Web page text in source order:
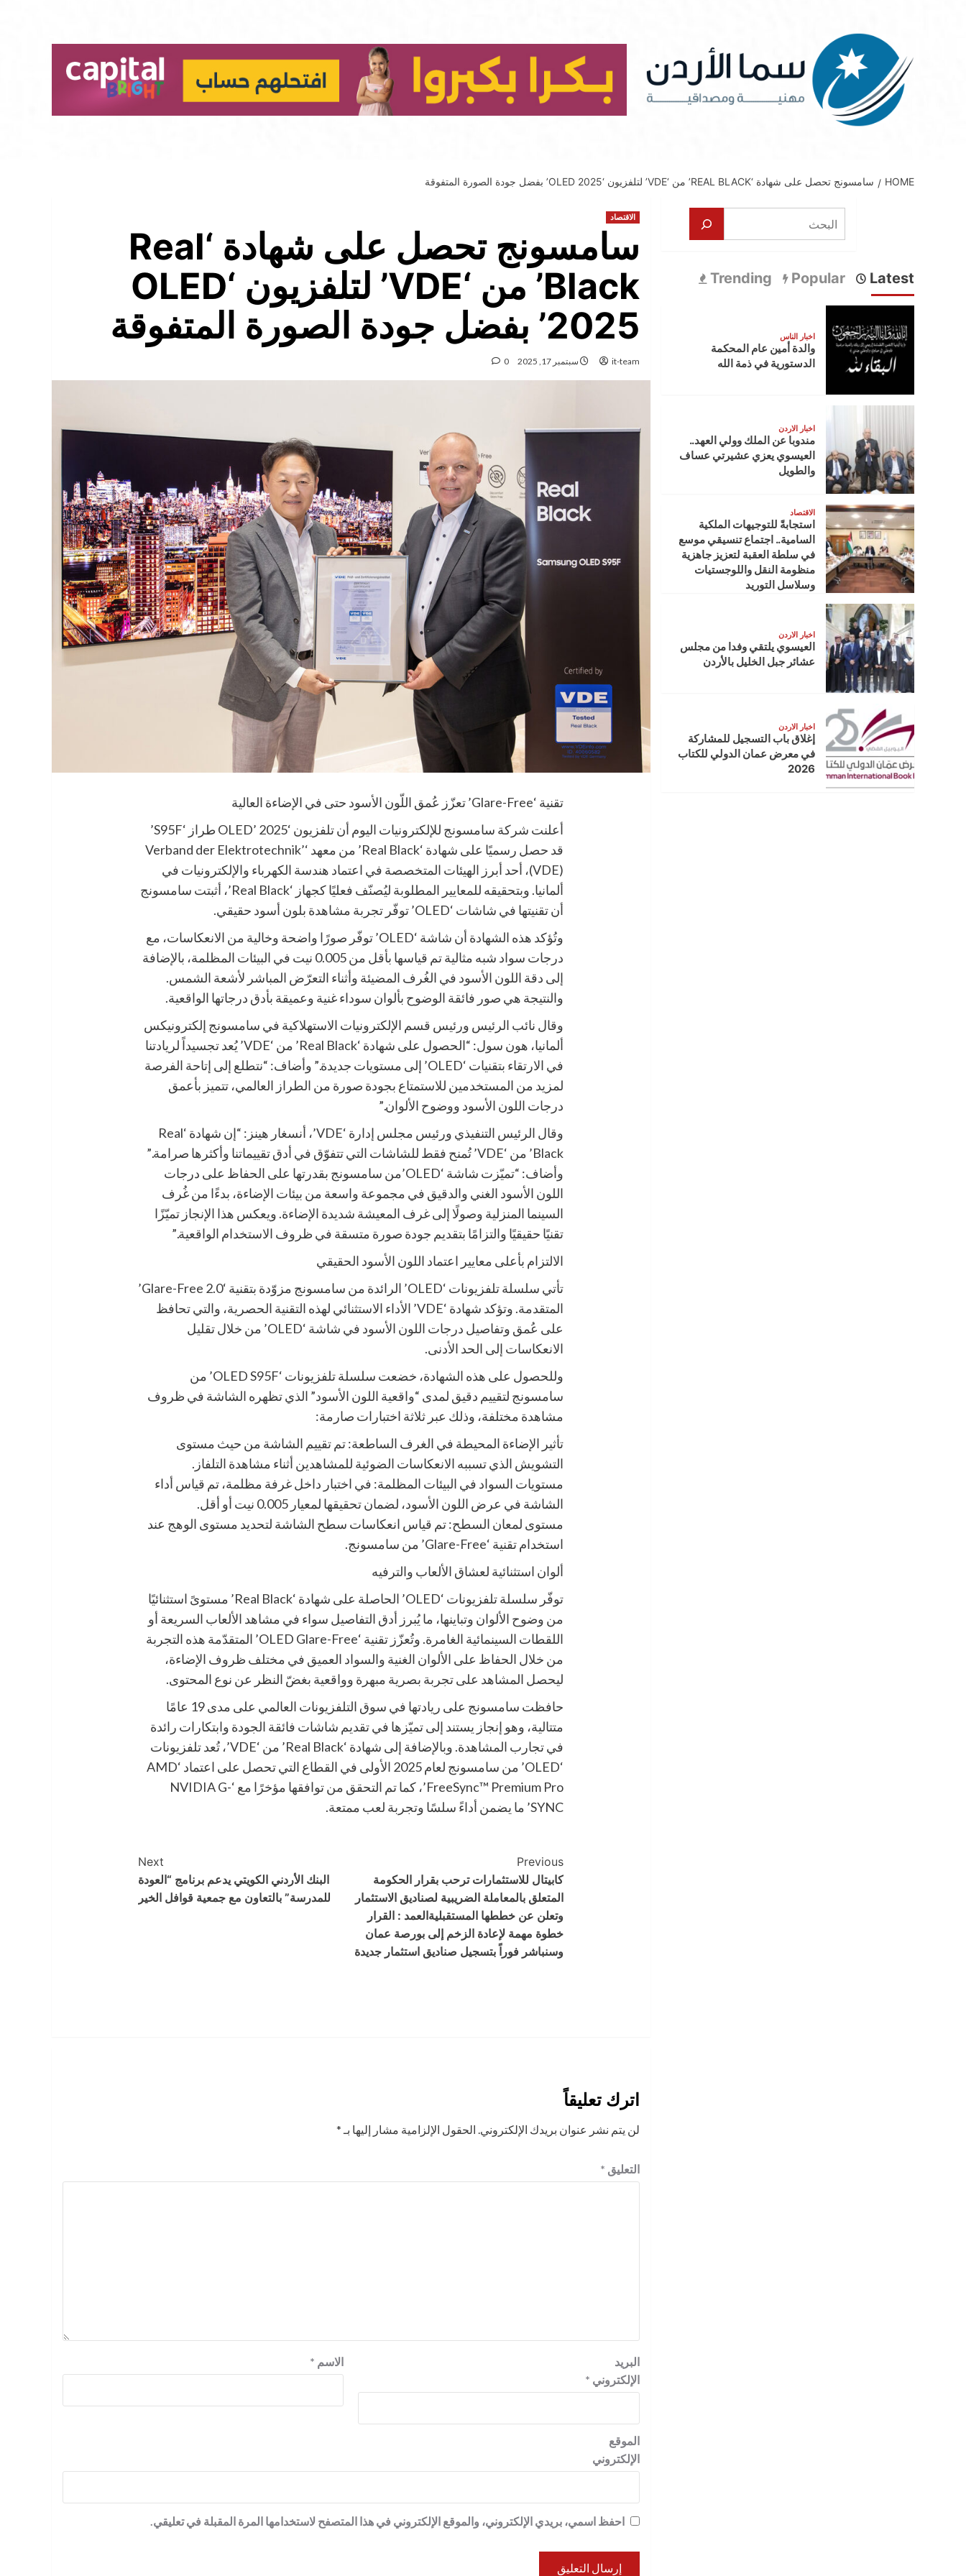
HOME سامسونج تحصل على شهادة ‘REAL BLACK’ من ‘VDE’ لتلفزيون ‘OLED 2025’ بفضل جودة الصورة المتفوقة
الاقتصاد
سامسونج تحصل على شهادة ‘Real
Black’ من ‘VDE’ لتلفزيون ‘OLED
2025’ بفضل جودة الصورة المتفوقة
it-team سبتمبر 17, 2025 0
تقنية ‘Glare-Free’ تعزّز عُمق اللّون الأسود حتى في الإضاءة العالية
أعلنت شركة سامسونج للإلكترونيات اليوم أن تلفزيون ‘OLED’ 2025 طراز ‘S95F’
قد حصل رسميًا على شهادة ‘Real Black’ من معهد ‘Verband der Elektrotechnik’
(VDE)، أحد أبرز الهيئات المتخصصة في اعتماد هندسة الكهرباء والإلكترونيات في
ألمانيا. وبتحقيقه للمعايير المطلوبة ليُصنّف فعليًا كجهاز ‘Real Black’، أثبتت سامسونج
أن تقنيتها في شاشات ‘OLED’ توفّر تجربة مشاهدة بلون أسود حقيقي.
وتُؤكد هذه الشهادة أن شاشة ‘OLED’ توفّر صورًا واضحة وخالية من الانعكاسات، مع
درجات سواد شبه مثالية تم قياسها بأقل من 0.005 نيت في البيئات المظلمة، بالإضافة
إلى دقة اللون الأسود في الغُرف المضيئة وأثناء التعرّض المباشر لأشعة الشمس.
والنتيجة هي صور فائقة الوضوح بألوان سوداء غنية وعميقة بأدق درجاتها الواقعية.
وقال نائب الرئيس ورئيس قسم الإلكترونيات الاستهلاكية في سامسونج إلكترونيكس
ألمانيا، هون سول: “الحصول على شهادة ‘Real Black’ من ‘VDE’ يُعد تجسيداً لريادتنا
في الارتقاء بتقنيات ‘OLED’ إلى مستويات جديدة.” وأضاف: “نتطلع إلى إتاحة الفرصة
لمزيد من المستخدمين للاستمتاع بجودة صورة من الطراز العالمي، تتميز بأعمق
درجات اللون الأسود ووضوح الألوان.”
وقال الرئيس التنفيذي ورئيس مجلس إدارة ‘VDE’، أنسغار هينز: “إن شهادة ‘Real
Black’ من ‘VDE’ تُمنح فقط للشاشات التي تتفوّق في أدق تقييماتنا وأكثرها صرامة.”
وأضاف: “تميّزت شاشة ‘OLED’من سامسونج بقدرتها على الحفاظ على درجات
اللون الأسود الغني والدقيق في مجموعة واسعة من بيئات الإضاءة، بدءًا من غُرف
السينما المنزلية وصولًا إلى غرف المعيشة شديدة الإضاءة. ويعكس هذا الإنجاز تميّزًا
تقنيًا حقيقيًا والتزامًا بتقديم جودة صورة متسقة في ظروف الاستخدام الواقعية.”
الالتزام بأعلى معايير اعتماد اللون الأسود الحقيقي
تأتي سلسلة تلفزيونات ‘OLED’ الرائدة من سامسونج مزوّدة بتقنية ‘Glare-Free 2.0’
المتقدمة. وتؤكد شهادة ‘VDE’ الأداء الاستثنائي لهذه التقنية الحصرية، والتي تحافظ
على عُمق وتفاصيل درجات اللون الأسود في شاشة ‘OLED’ من خلال تقليل
الانعكاسات إلى الحد الأدنى.
وللحصول على هذه الشهادة، خضعت سلسلة تلفزيونات ‘OLED S95F’ من
سامسونج لتقييم دقيق لمدى “واقعية اللون الأسود” الذي تظهره الشاشة في ظروف
مشاهدة مختلفة، وذلك عبر ثلاثة اختبارات صارمة:
تأثير الإضاءة المحيطة في الغرف الساطعة: تم تقييم الشاشة من حيث مستوى
التشويش الذي تسببه الانعكاسات الضوئية للمشاهدين أثناء مشاهدة التلفاز.
مستويات السواد في البيئات المظلمة: في اختبار داخل غرفة مظلمة، تم قياس أداء
الشاشة في عرض اللون الأسود، لضمان تحقيقها لمعيار 0.005 نيت أو أقل.
مستوى لمعان السطح: تم قياس انعكاسات سطح الشاشة لتحديد مستوى الوهج عند
استخدام تقنية ‘Glare-Free’ من سامسونج.
ألوان استثنائية لعشاق الألعاب والترفيه
توفّر سلسلة تلفزيونات ‘OLED’ الحاصلة على شهادة ‘Real Black’ مستوىً استثنائيًا
من وضوح الألوان وتباينها، ما يُبرز أدق التفاصيل سواء في مشاهد الألعاب السريعة أو
اللقطات السينمائية الغامرة. وتُعزّز تقنية ‘OLED Glare-Free’ المتقدّمة هذه التجربة
من خلال الحفاظ على الألوان الغنية والسواد العميق في مختلف ظروف الإضاءة،
ليحصل المشاهد على تجربة بصرية مبهرة وواقعية بغضّ النظر عن نوع المحتوى.
حافظت سامسونج على ريادتها في سوق التلفزيونات العالمي على مدى 19 عامًا
متتالية، وهو إنجاز يستند إلى تميّزها في تقديم شاشات فائقة الجودة وابتكارات رائدة
في تجارب المشاهدة. وبالإضافة إلى شهادة ‘Real Black’ من ‘VDE’، تُعد تلفزيونات
‘OLED’ من سامسونج لعام 2025 الأولى في القطاع التي تحصل على اعتماد ‘AMD
FreeSync™ Premium Pro’، كما تم التحقق من توافقها مؤخرًا مع ‘NVIDIA G-
SYNC’ ما يضمن أداءً سلسًا وتجربة لعب ممتعة.
Post
Navigation
Previous
كابيتال للاستثمارات ترحب بقرار الحكومة
المتعلق بالمعاملة الضريبية لصناديق الاستثمار
وتعلن عن خططها المستقبليةالعمد : القرار
خطوة مهمة لإعادة الزخم إلى بورصة عمان
وسنباشر فوراً بتسجيل صناديق استثمار جديدة
Next
البنك الأردني الكويتي يدعم برنامج “العودة
للمدرسة” بالتعاون مع جمعية قوافل الخير
اترك تعليقاً
لن يتم نشر عنوان بريدك الإلكتروني. الحقول الإلزامية مشار إليها بـ *
التعليق *
الاسم *
البريد
الإلكتروني *
الموقع
الإلكتروني
احفظ اسمي، بريدي الإلكتروني، والموقع الإلكتروني في هذا المتصفح لاستخدامها المرة المقبلة في تعليقي.
البحث
Latest
Popular
Trending
اخبار الناس
والدة أمين عام المحكمة
الدستورية في ذمة الله
اخبار الاردن
مندوبا عن الملك وولي العهد..
العيسوي يعزي عشيرتي عساف
والطويل
الاقتصاد
استجابةً للتوجيهات الملكية
السامية.. اجتماع تنسيقي موسع
في سلطة العقبة لتعزيز جاهزية
منظومة النقل واللوجستيات
وسلاسل التوريد
اخبار الاردن
العيسوي يلتقي وفدا من مجلس
عشائر جبل الخليل بالأردن
اخبار الاردن
إغلاق باب التسجيل للمشاركة
في معرض عمان الدولي للكتاب
2026